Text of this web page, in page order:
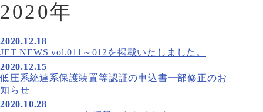
2020年
2020.12.18
JET NEWS vol.011～012を掲載いたしました。
2020.12.15
低圧系統連系保護装置等認証の申込書一部修正のお
知らせ
2020.10.28